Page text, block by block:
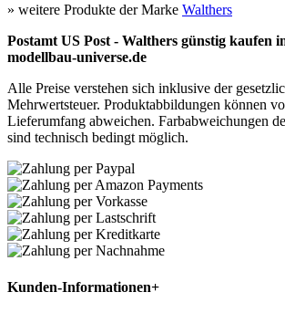
» weitere Produkte der Marke Walthers
Postamt US Post - Walthers günstig kaufen
modellbau-universe.de
Alle Preise verstehen sich inklusive der
Mehrwertsteuer. Produktabbildungen können
Lieferumfang abweichen. Farbabweichungen
sind technisch bedingt möglich.
Kunden-Informationen+